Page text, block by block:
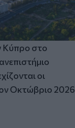
Κύπρο στο
οι
Οκτώβριο 2026